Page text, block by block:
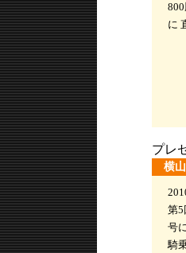
に
プレ
横
第5
号
騎